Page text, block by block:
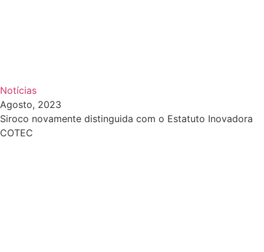
Notícias
Agosto, 2023
Siroco novamente distinguida com o Estatuto Inovadora
COTEC